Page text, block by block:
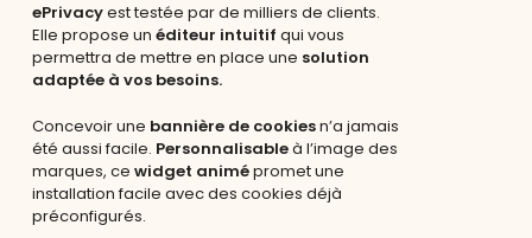
ePrivacyest testée par de milliers de clients.
Elle propose un éditeur intuitif qui vous
permettra de mettre en place une solution
adaptée à vos besoins.
Concevoir une bannière de cookiesn’a jamais
été aussi facile. Personnalisableà l’image des
marques, ce widget animépromet une
installation facile avec des cookies déjà
préconfigurés.